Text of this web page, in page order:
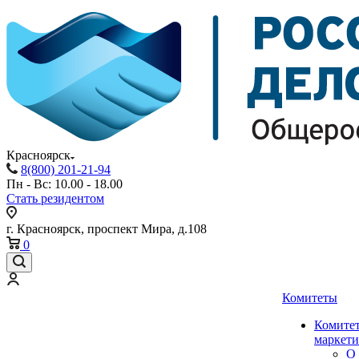
Красноярск
8(800) 201-21-94
Пн - Вс: 10.00 - 18.00
Стать резидентом
г. Красноярск, проспект Мира, д.108
0
Комитеты
О